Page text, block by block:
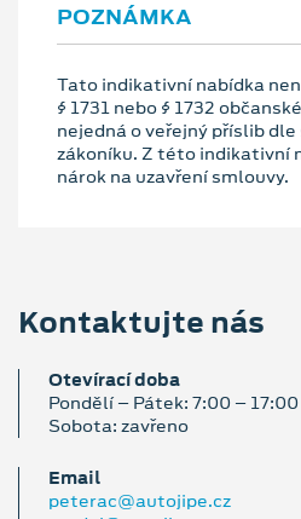
POZNÁMKA
Tato indikativní nabídka
§ 1731 nebo § 1732
nejedná o veřejný příslib dle
zákoníku. Z této indikativní
nárok na uzavření smlouvy.
Kontaktujte nás
Otevírací doba
Pondělí – Pátek: 7:00 – 17:00
Sobota: zavřeno
Email
peterac@autojipe.cz